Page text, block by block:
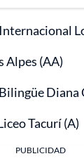
Alpes (AA)
Diana
Tacurí (A)
PUBLICIDAD